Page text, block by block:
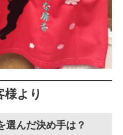
様より
選んだ決め手は？